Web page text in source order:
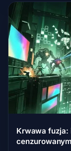
Krwawa fuzja: